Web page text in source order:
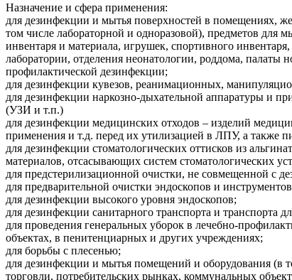
Назначение и сфера применения:
для дезинфекции и мытья поверхностей в помещениях,
том числе лабораторной и одноразовой), предметов для
инвентаря и материала, игрушек, спортивного
лаборатории, отделения неонатологии, роддома,
профилактической дезинфекции;
для дезинфекции кувезов, реанимационных,
для дезинфекции наркозно-дыхательной аппаратуры и
(УЗИ и т.п.)
для дезинфекции медицинских отходов – изделий
применения и т.д. перед их утилизацией в ЛПУ, а также
для дезинфекции стоматологических оттисков из
материалов, отсасывающих систем стоматологических
для предстерилизационной очистки, не совмещенной с
для предварительной очистки эндоскопов и
для дезинфекции высокого уровня эндоскопов;
для дезинфекции санитарного транспорта и транспорта
для проведения генеральных уборок в лечебно-
объектах, в пенитенциарных и других учреждениях;
для борьбы с плесенью;
для дезинфекции и мытья помещений и оборудования (в
торговли, потребительских рынках, коммунальных